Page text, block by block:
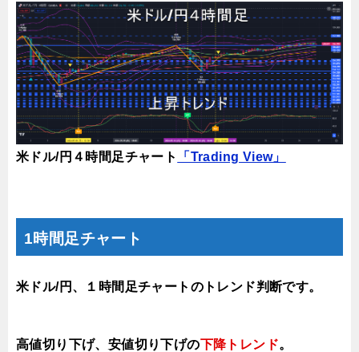
米ドル/円４時間足チャート 「Trading View」
1時間足チャート
米ドル/円、１時間足チャートのトレンド判断です。
高値切り下げ、安値切り下げの下降トレンド。